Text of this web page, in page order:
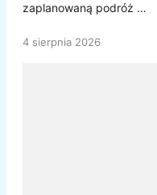
zaplanowaną podróż …
4 sierpnia 2026